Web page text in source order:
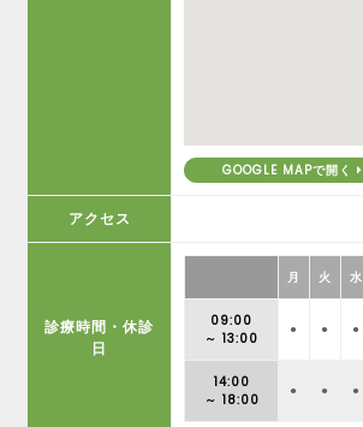
GOOGLE MAPで開く
アクセス
診療時間・休診
日
月 火 水
09:00
～ 13:00
● ● ●
14:00
～ 18:00
● ● ●